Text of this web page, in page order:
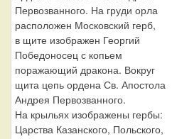
Первозванного. На груди орла
расположен Московский герб,
в щите изображен Георгий
Победоносец с копьем
поражающий дракона. Вокруг
щита цепь ордена Св. Апостола
Андрея Первозванного.
На крыльях изображены гербы:
Царства Казанского, Польского,